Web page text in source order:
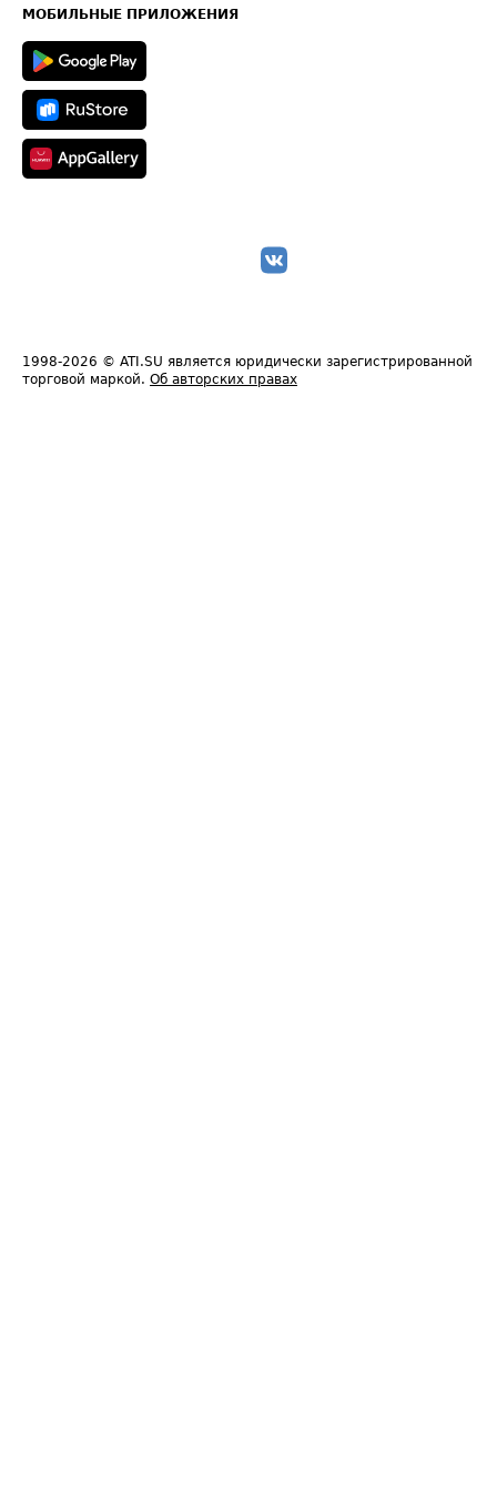
Техническая информация
МОБИЛЬНЫЕ ПРИЛОЖЕНИЯ
1998-2026 © ATI.SU является юридически зарегистрированной
торговой маркой. Об авторских правах